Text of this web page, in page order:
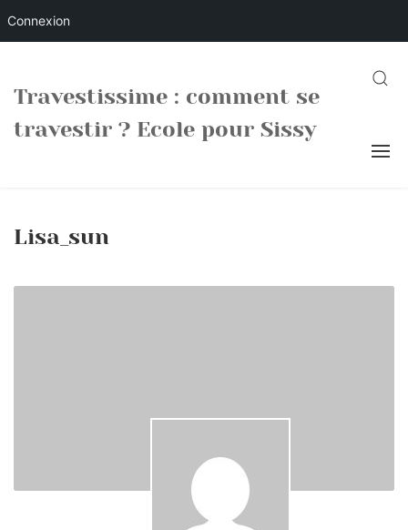
content
Travestissime : comment se
travestir ? Ecole pour Sissy
Lisa_sun
Connexion